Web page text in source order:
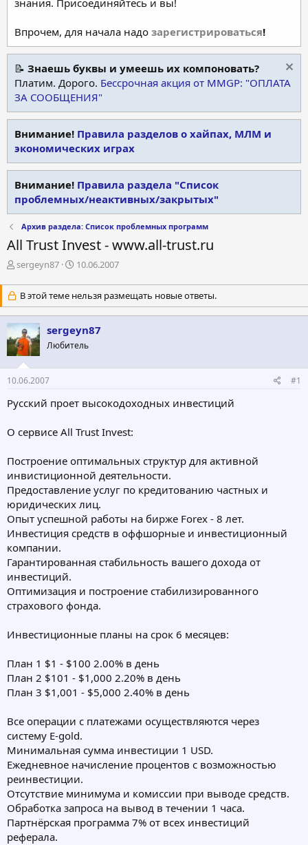
Впрочем, для начала надо зарегистрироваться!
📝 Знаешь буквы и умеешь их компоновать?
Платим. Дорого. Бессрочная акция от MMGP: "ОПЛАТА
ЗА СООБЩЕНИЯ"
Внимание! Правила разделов о хайпах, МЛМ и
экономических играх
Внимание! Правила раздела "Список
проблемных/неактивных/закрытых"
Архив раздела: Список проблемных программ
All Trust Invest - www.all-trust.ru
А
т
о
р
т
е
м
ы
sergeyn87
Д
т
а
н
а
ч
а
10.06.2007
В этой теме нельзя размещать новые ответы.
sergeyn87
Любитель
10.06.2007 #1
Русский проет высокодоходных инвестиций
О сервисе All Trust Invest:
Построение оптимальных структур для активной
инвистиционной деятельности.
Предоставление услуг по кредитованию частных и
юридических лиц.
Опыт успешной работы на бирже Forex - 8 лет.
Инвестиция средств в оффшорные и инвестиционный
компании.
Гарантированная стабильность вашего дохода от
инвестиций.
Оптимизация и построение стабилизированного
страхового фонда.
Инвестиционные планы на срок 6 месяцев:
План 1 $1 - $100 2.00% в день
План 2 $101 - $1,000 2.20% в день
План 3 $1,001 - $5,000 2.40% в день
Все операции с платежами осуществляются через
систему E-gold.
Минимальная сумма инвестиции 1 USD.
Ежедневное начисление процентов с возможностью
реинвестиции.
Отсутствие минимума и комиссии при выводе средств.
Обработка запроса на вывод в течении 1 часа.
Партнёрская программа 7% от всех инвестиций
реферала.